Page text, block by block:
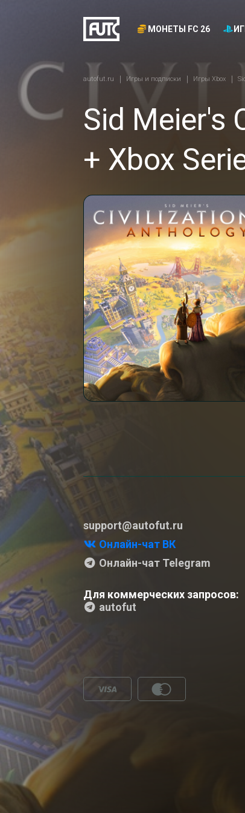
МОНЕТЫ FC 26
autofut.ru Игры и подписки Игры Xbox
Sid Meier's
+ Xbox
support@autofut.ru
Онлайн-чат ВК
Онлайн-чат Telegram
Для коммерческих запросов:
autofut